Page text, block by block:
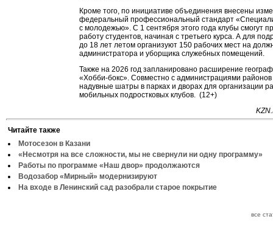
Кроме того, по инициативе объединения внесены
федеральный профессиональный стандарт
с молодежью». С 1 сентября этого года клубы смогут
работу студентов, начиная с третьего курса. А для
до 18 лет летом организуют 150 рабочих мест на
администратора и уборщика служебных помещений.
Также на 2026 год запланировано расширение
«Хобби-бокс». Совместно с администрациями районов
надувные шатры в парках и дворах для организации
мобильных подростковых клубов. (12+)
Читайте также
Мотосезон в Казани
«Несмотря на все сложности, мы не свернули ни одну программу»
Работы по программе «Наш двор» продолжаются
Водозабор «Мирный» модернизируют
На входе в Ленинский сад разобрали старое покрытие
все